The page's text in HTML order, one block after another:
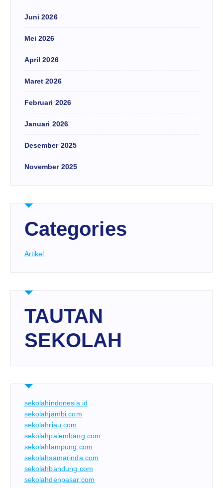
Juni 2026
Mei 2026
April 2026
Maret 2026
Februari 2026
Januari 2026
Desember 2025
November 2025
Categories
Artikel
TAUTAN
SEKOLAH
sekolahindonesia.id
sekolahjambi.com
sekolahriau.com
sekolahpalembang.com
sekolahlampung.com
sekolahsamarinda.com
sekolahbandung.com
sekolahdenpasar.com